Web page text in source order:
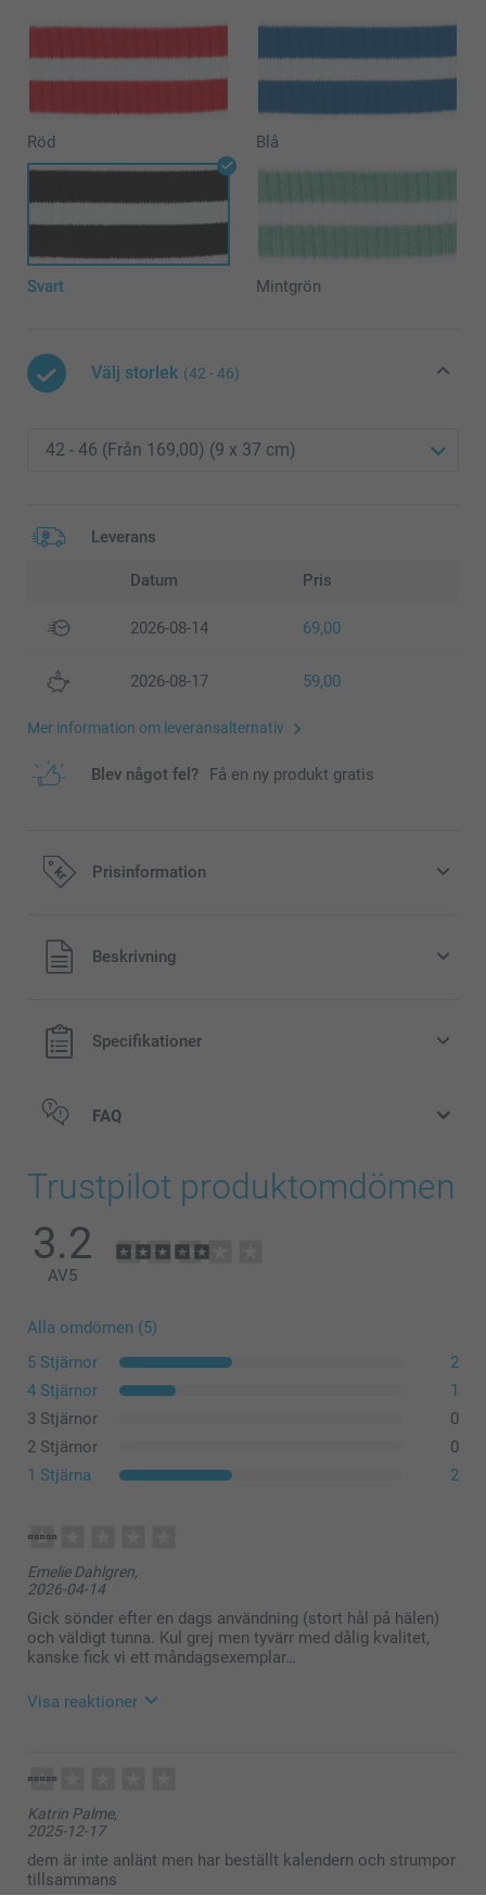
Röd Blå
Svart Mintgrön
Välj storlek (42 - 46)
Leverans
Datum Pris
2026-08-14 69,00
2026-08-17 59,00
Mer information om leveransalternativ
Blev något fel? Få en ny produkt gratis
Prisinformation
Alla priser är i svenska kronor (SEK), inklusive moms och
exklusive porto.
Beskrivning
Specifikationer
FAQ
Tvätta ut och in på låg temperatur, skonsamt program.
Vi rekommenderar tvätt vid 30 grader Celsius.
Använd milt tvättmedel, undvik blekmedel och
sköljmedel.
Lufttorka eller torktumla på låg värme.
Trustpilot produktomdömen
3.2
AV5
Alla omdömen (5)
5 Stjärnor
2
4 Stjärnor
1
3 Stjärnor
0
2 Stjärnor
0
1 Stjärna
2
Emelie Dahlgren,
2026-04-14
Gick sönder efter en dags användning (stort hål på hälen)
och väldigt tunna. Kul grej men tyvärr med dålig kvalitet,
kanske fick vi ett måndagsexemplar…
Visa reaktioner
Tack för ditt omdöme och för din återkoppling, den
är mycket viktig för oss.
Vänligen kontakta oss så hjälper vi dig gärna att få
en ny, felfri produkt, de ska absolut itne gå sönder så
Katrin Palme,
2025-12-17
dem är inte anlänt men har beställt kalendern och strumpor
tillsammans